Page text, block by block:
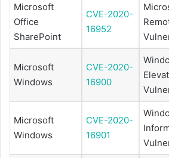
Microsoft
Office
SharePoint
CVE-2020-
16952
Microsoft
Windows
CVE-2020-
16900
Microsoft
Windows
CVE-2020-
16901